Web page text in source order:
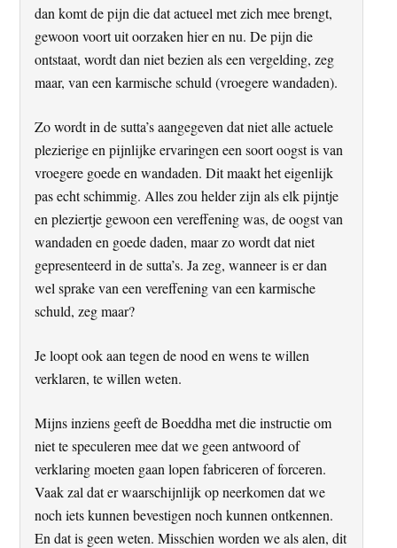
dan komt de pijn die dat actueel met zich mee brengt,
gewoon voort uit oorzaken hier en nu. De pijn die
ontstaat, wordt dan niet bezien als een vergelding, zeg
maar, van een karmische schuld (vroegere wandaden).
Zo wordt in de sutta’s aangegeven dat niet alle actuele
plezierige en pijnlijke ervaringen een soort oogst is van
vroegere goede en wandaden. Dit maakt het eigenlijk
pas echt schimmig. Alles zou helder zijn als elk pijntje
en pleziertje gewoon een vereffening was, de oogst van
wandaden en goede daden, maar zo wordt dat niet
gepresenteerd in de sutta’s. Ja zeg, wanneer is er dan
wel sprake van een vereffening van een karmische
schuld, zeg maar?
Je loopt ook aan tegen de nood en wens te willen
verklaren, te willen weten.
Mijns inziens geeft de Boeddha met die instructie om
niet te speculeren mee dat we geen antwoord of
verklaring moeten gaan lopen fabriceren of forceren.
Vaak zal dat er waarschijnlijk op neerkomen dat we
noch iets kunnen bevestigen noch kunnen ontkennen.
En dat is geen weten. Misschien worden we als alen, dit